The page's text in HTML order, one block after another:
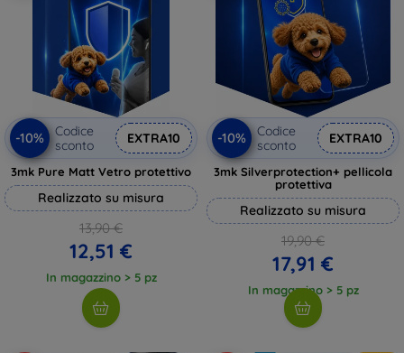
-10%
Codice
sconto
EXTRA10
3mk Pure Matt Vetro protettivo
Realizzato su misura
13,90 €
12,51 €
In magazzino > 5 pz
-10%
Codice
sconto
EXTRA10
3mk Silverprotection+ pellicola
protettiva
Realizzato su misura
19,90 €
17,91 €
In magazzino > 5 pz